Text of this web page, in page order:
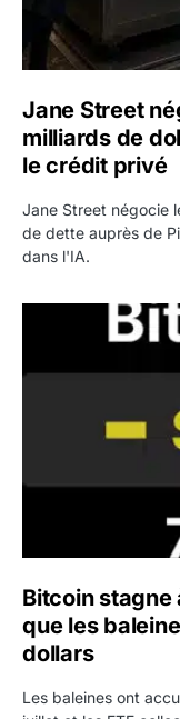
Jane Street
milliards de
le crédit privé
Jane Street négocie
de dette auprès de
dans l'IA.
Bitcoin stagne à
Bitcoin
que les
dollars
Les baleines ont